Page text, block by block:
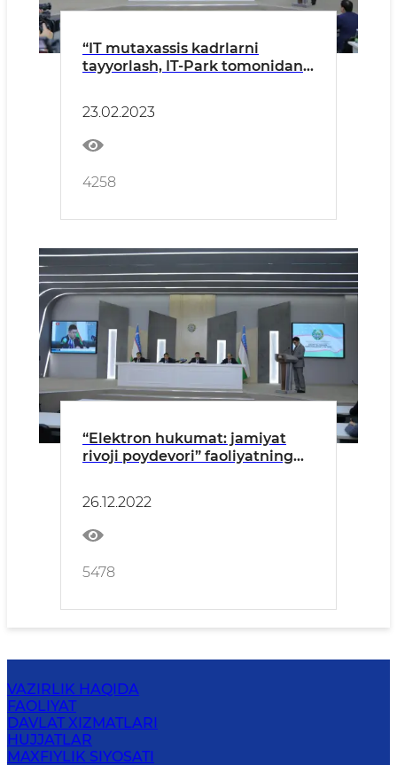
“IT mutaxassis kadrlarni
tayyorlash, IT-Park tomonidan
«Raqamli texnologiyalar
yo‘nalishida eng yaxshi
startap» (President Tech
Award) tanlovini o‘tkazish
tartibi” to‘g‘risida matbuot
23.02.2023
4258
“Elektron hukumat: jamiyat
rivoji poydevori” faoliyatning
26.12.2022
5478
VAZIRLIK HAQIDA
FAOLIYAT
DAVLAT XIZMATLARI
HUJJATLAR
MAXFIYLIK SIYOSATI